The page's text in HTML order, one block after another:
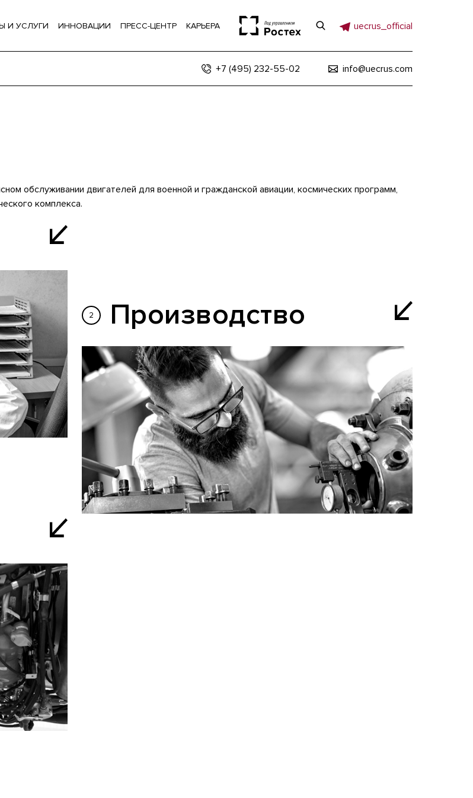
И УСЛУГИ ИННОВАЦИИ ПРЕСС-ЦЕНТР КАРЬЕРА uecrus_official
+7 (495) 232-55-02 info@uecrus.com
обслуживании двигателей для военной и гражданской авиации, космических программ,
комплекса.
Производство